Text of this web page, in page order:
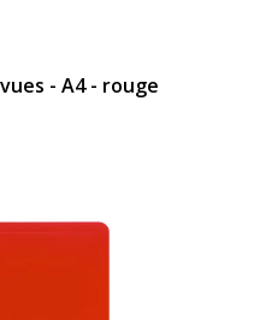
- A4 - rouge